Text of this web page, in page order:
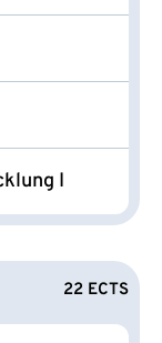
I
22 ECTS